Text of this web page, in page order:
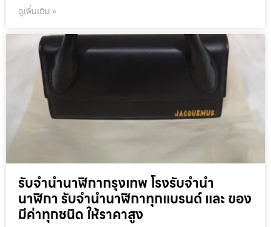
ดูเพิ่มเติม »
รับจำนำนาฬิกากรุงเทพ โรงรับจำนำ
นาฬิกา รับจำนำนาฬิกาทุกแบรนด์ และ ของ
มีค่าทุกชนิด ให้ราคาสูง